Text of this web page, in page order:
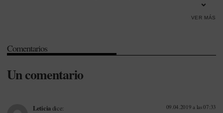
VER MÁS
Comentarios
Un comentario
Leticiadice: 09.04.2019 a las 07:33